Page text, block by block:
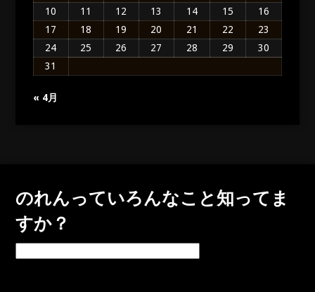
10
11 12 13 14 15
16
17
18 19 20 21 22
23
24
25 26 27 28 29
30
31
« 4月
のれんっていろんなこと知ってま
すか？